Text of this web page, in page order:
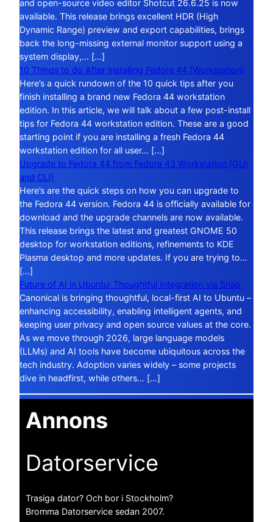
and open-source video editor Shotcut 26.6.25 is now
available. This release brings excellent HDR (High
Dynamic Range) preview and export capabilities, brings
back the long-missing external monitor support using a
system display,… […]
10 Things to do After Installing Fedora 44 (Workstation)
Here’s a quick rundown of the 10 quick tips after you
finish installing a brand new Fedora 44 workstation
edition. In this article, we will talk about a few post-install
tips for Fedora 44 workstation edition. These are a good
starting point if you are installing a fresh Fedora 44
workstation edition for all user… […]
Upgrade to Fedora 44 from Fedora 43 Workstation (GUI
and CLI)
Here’s are the quick steps on how you can upgrade to
the Fedora 44 version. Fedora 44 is officially available for
download and the upgrade channels are now available.
This release brings the latest and greatest GNOME 50
desktop for workstation editions, refinements to KDE
Plasma desktop and more updates. If you are trying to…
[…]
Future of AI in Ubuntu: Thoughtful Integration via Snap
Canonical is bringing thoughtful, local-first AI to Ubuntu –
enhancing accessibility, enabling intelligent agents, and
keeping user privacy and open source values at the core.
As we move through 2026, large language models
(LLMs) and AI tools have become ubiquitous across the
tech industry. Adoption varies widely – some projects
dive in headfirst, while others… […]
Annons
Datorservice
Trasiga dator? Och bor i Stockholm?
Bromma Datorservice sedan 2007.